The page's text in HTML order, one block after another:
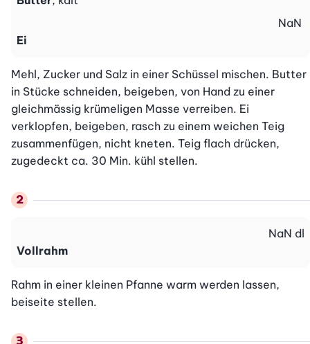
Ei
NaN
Mehl, Zucker und Salz in einer Schüssel mischen. Butter
in Stücke schneiden, beigeben, von Hand zu einer
gleichmässig krümeligen Masse verreiben. Ei
verklopfen, beigeben, rasch zu einem weichen Teig
zusammenfügen, nicht kneten. Teig flach drücken,
zugedeckt ca. 30 Min. kühl stellen.
Vollrahm
NaN dl
Rahm in einer kleinen Pfanne warm werden lassen,
beiseite stellen.